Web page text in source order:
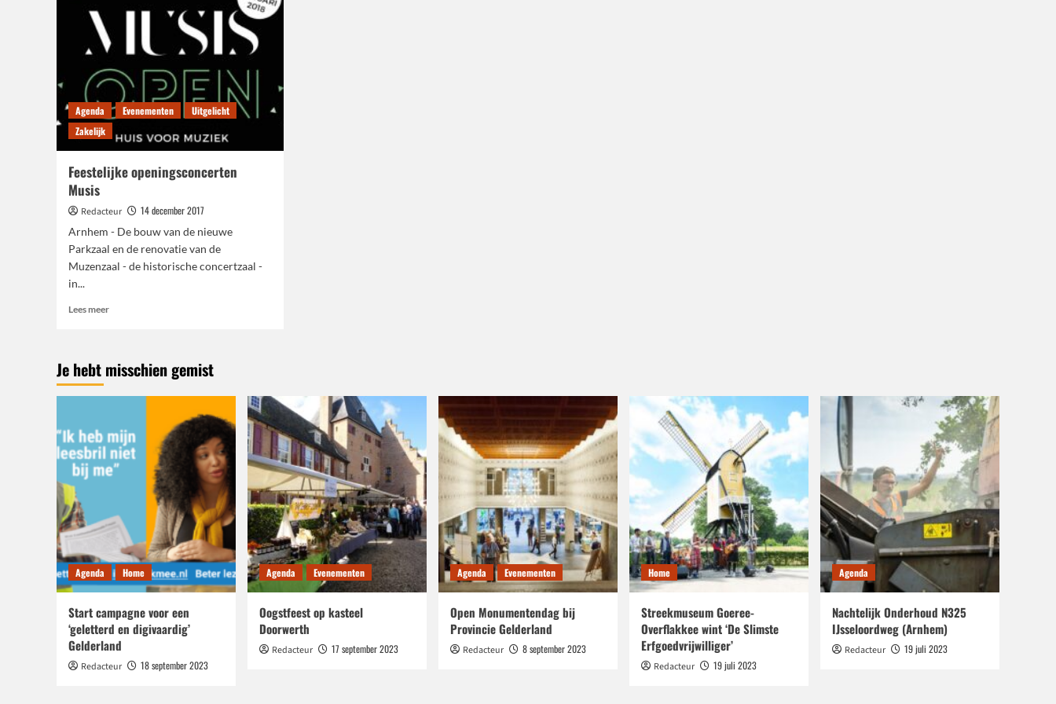
Agenda Evenementen
Uitgelicht
Zakelijk
Feestelijke openingsconcerten
Musis
Redacteur
14 december 2017
Arnhem - De bouw van de nieuwe
Parkzaal en de renovatie van de
Muzenzaal - de historische concertzaal -
in...
Lees meerLees
openingsconcerten
Je hebt misschien gemist
Agenda Home
Start campagne voor een
‘geletterd en digivaardig’
Gelderland
Redacteur 18 september 2023
Agenda Evenementen
Oogstfeest op kasteel
Doorwerth
Redacteur 17 september 2023
Agenda Evenementen
Open Monumentendag bij
Provincie Gelderland
Redacteur 8 september 2023
Home
Streekmuseum Goeree-
Overflakkee wint ‘De Slimste
Erfgoedvrijwilliger’
Redacteur 19 juli 2023
Agenda
Nachtelijk Onderhoud N325
IJsseloordweg (Arnhem)
Redacteur 19 juli 2023